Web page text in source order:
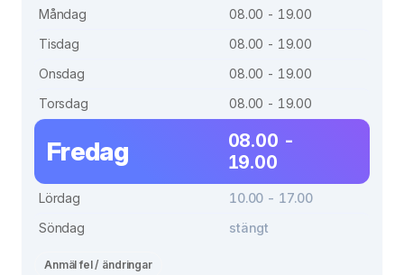
Måndag
08.00 - 19.00
Tisdag
08.00 - 19.00
Onsdag
08.00 - 19.00
Torsdag
08.00 - 19.00
Fredag
08.00 -
19.00
Lördag
10.00 - 17.00
Söndag
stängt
Anmäl fel / ändringar